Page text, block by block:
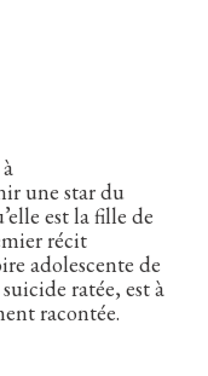
une star du
est la fille de
récit
adolescente de
ratée, est à
racontée.